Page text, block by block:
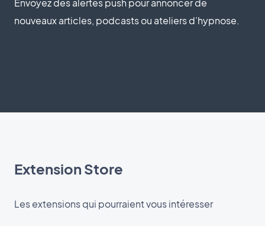
Envoyez des alertes push pour annoncer de
nouveaux articles, podcasts ou ateliers d’hypnose.
Extension Store
Les extensions qui pourraient vous intéresser